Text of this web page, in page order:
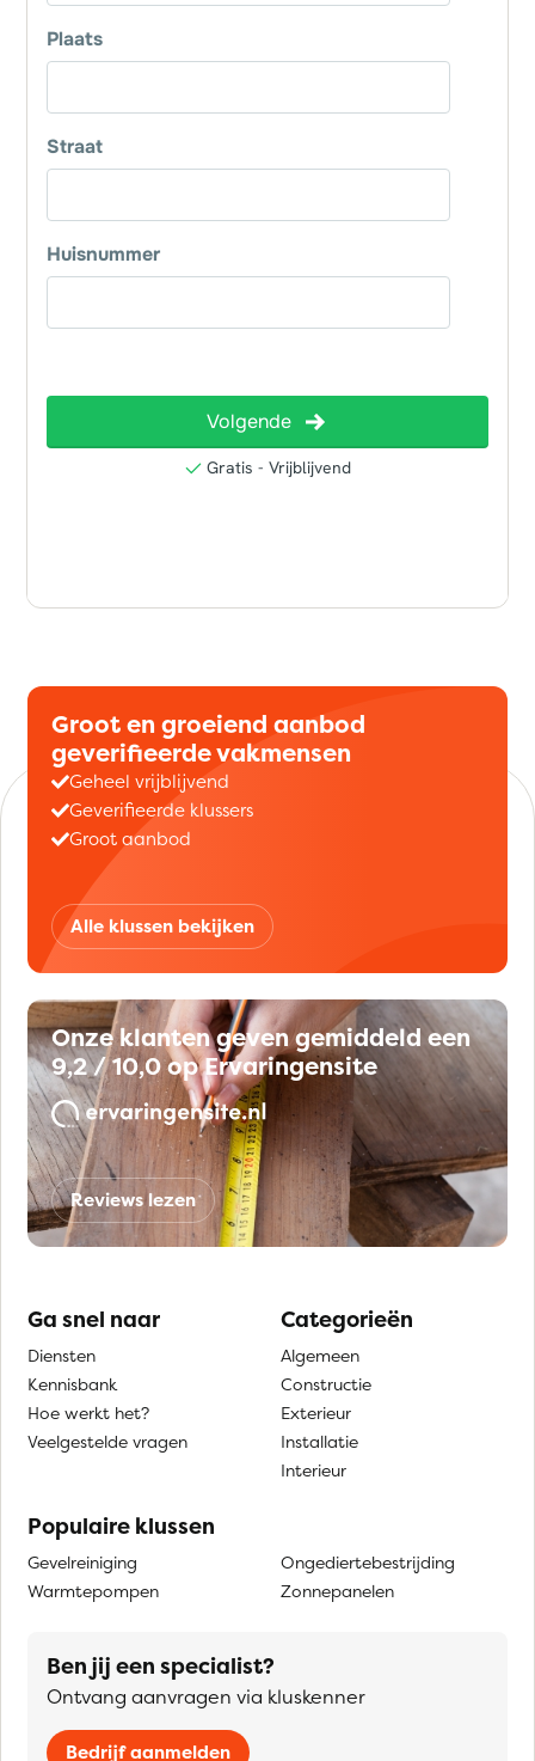
Groot en groeiend aanbod
geverifieerde vakmensen
Geheel vrijblijvend
Geverifieerde klussers
Groot aanbod
Alle klussen bekijken
Onze klanten geven gemiddeld een
9,2 / 10,0 op Ervaringensite
Reviews lezen
Ga snel naar
Diensten
Kennisbank
Hoe werkt het?
Veelgestelde vragen
Categorieën
Algemeen
Constructie
Exterieur
Installatie
Interieur
Populaire klussen
Gevelreiniging
Warmtepompen
Ongediertebestrijding
Zonnepanelen
Ben jij een specialist?
Ontvang aanvragen via kluskenner
Bedrijf aanmelden